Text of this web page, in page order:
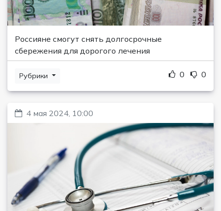
Россияне смогут снять долгосрочные
сбережения для дорогого лечения
Рубрики 0 0
4 мая 2024, 10:00